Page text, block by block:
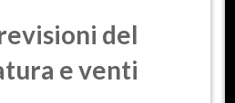
del
e venti